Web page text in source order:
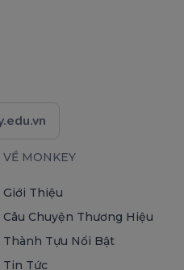
VỀ MONKEY
Giới Thiệu
Câu Chuyện Thương Hiệu
Thành Tựu Nổi Bật
Tin Tức